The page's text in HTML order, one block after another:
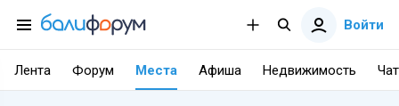
Войти
Лента Форум Места Афиша Недвижимость Чат